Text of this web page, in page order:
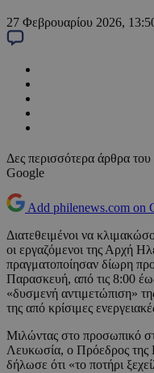
27 Φεβρουαρίου 2026,
Δες περισσότερα άρθρα του
Google
Add philenews.com on
Διατεθειμένοι να
οι εργαζόμενοι της Αρχή
πραγματοποίησαν δίωρη
Παρασκευή, από τις 8:00
«δυσμενή αντιμετώπιση»
της από κρίσιμες
Μιλώντας στο προσωπικό
Λευκωσία, ο Πρόεδρος
δήλωσε ότι «το ποτήρι